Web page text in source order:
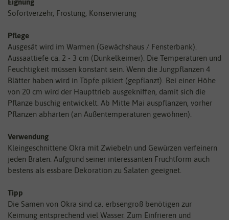
Eignung
Sofortverzehr, Frostung, Konservierung
Pflege
Ausgesät wird im Warmen (Gewächshaus / Fensterbank).
Aussaattiefe ca. 2 - 3 cm (Dunkelkeimer). Die Temperaturen und
Feuchtigkeit müssen konstant sein. Wenn die Jungpflanzen 4
Blätter haben wird in Töpfe pikiert (gepflanzt). Bei einer Höhe
von 20 cm wird der Haupttrieb ausgekniffen, damit sich die
Pflanze buschig entwickelt. Ab Mitte Mai auspflanzen, vorher
Pflanzen abhärten (an Außentemperaturen gewöhnen).
Verwendung
Kleingeschnittene Okra mit Zwiebeln und Gewürzen verfeinern
jeden Braten. Aufgrund seiner interessanten Fruchtform auch
bestens als essbare Dekoration zu Salaten geeignet.
Tipp
Die Samen von Okra sind ca. erbsengroß benötigen zur
Keimung entsprechend viel Wasser. Zum Einfrieren und